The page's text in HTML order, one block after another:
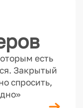
есть
Закрытый
спросить,